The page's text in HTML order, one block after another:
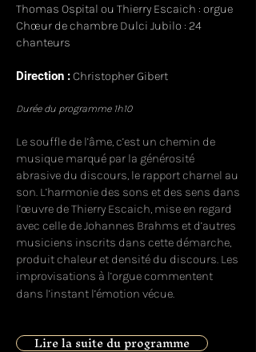
Thomas Ospital ou Thierry Escaich : orgue
Chœur de chambre Dulci Jubilo : 24
chanteurs
Direction :Christopher Gibert
Durée du programme 1h10
​Le souffle de l’âme, c’est un chemin de
musique marqué par la générosité
abrasive du discours, le rapport charnel au
son. L’harmonie des sons et des sens dans
l’œuvre de Thierry Escaich, mise en regard
avec celle de Johannes Brahms et d’autres
musiciens inscrits dans cette démarche,
produit chaleur et densité du discours. Les
improvisations à l’orgue commentent
dans l’instant l’émotion vécue.
Lire la suite du programme